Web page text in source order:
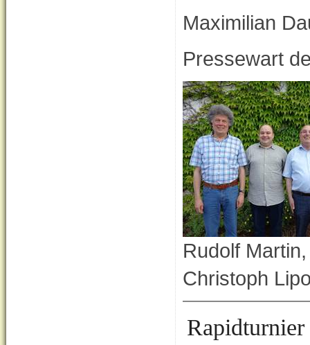
Maximilian
Pressewart
Rudolf
Christoph